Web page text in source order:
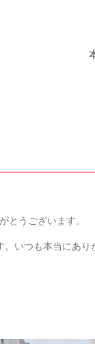
とうございます。
いつも本当にあり